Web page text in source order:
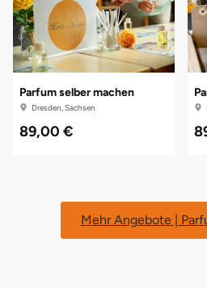
Parfum selber machen
Dresden, Sachsen
89,00 €
Mehr Angebote |